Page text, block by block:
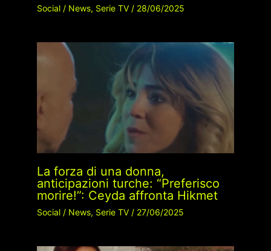
Social/ News, Serie TV/ 28/06/2025
La forza di una donna,
anticipazioni turche: “Preferisco
morire!”: Ceyda affronta Hikmet
Social/ News, Serie TV/ 27/06/2025